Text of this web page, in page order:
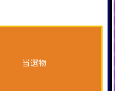
当選物